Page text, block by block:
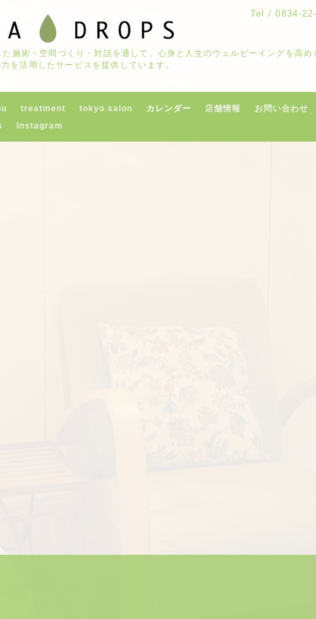
Tel / 0834-
施術・空間づくり・対話を通して、心身と人生のウェルビーイングを高め
を活用したサービスを提供しています。
treatment tokyo salon カレンダー 店舗情報 お問い合わせ
Instagram